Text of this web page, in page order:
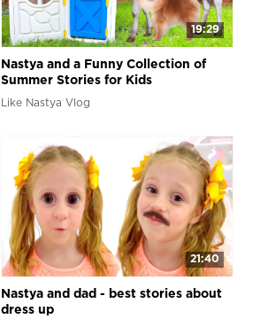
19:29
Nastya and a Funny Collection of
Summer Stories for Kids
Like Nastya Vlog
21:40
Nastya and dad - best stories about
dress up